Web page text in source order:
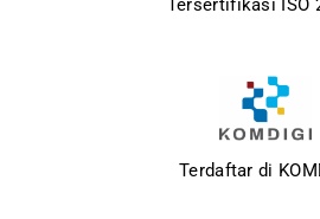
Terdaftar di